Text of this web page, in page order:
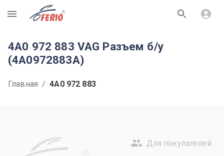
R
4A0 972 883 VAG Разъем б/у
(4A0972883A)
Главная / 4A0 972 883
R
Для покупателей